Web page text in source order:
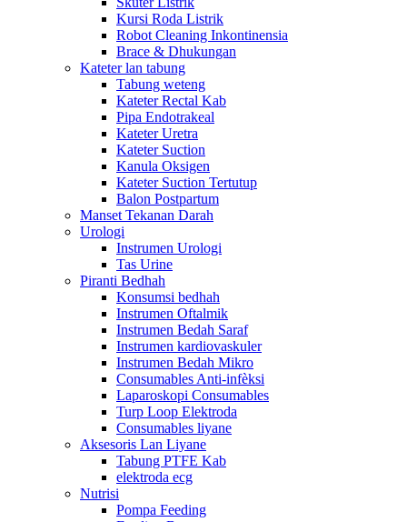
Kursi Roda Listrik
Robot Cleaning Inkontinensia
Brace & Dhukungan
Kateter lan tabung
Tabung weteng
Kateter Rectal Kab
Pipa Endotrakeal
Kateter Uretra
Kateter Suction
Kanula Oksigen
Kateter Suction Tertutup
Balon Postpartum
Manset Tekanan Darah
Urologi
Instrumen Urologi
Tas Urine
Piranti Bedhah
Konsumsi bedhah
Instrumen Oftalmik
Instrumen Bedah Saraf
Instrumen kardiovaskuler
Instrumen Bedah Mikro
Consumables Anti-infèksi
Laparoskopi Consumables
Turp Loop Elektroda
Consumables liyane
Aksesoris Lan Liyane
Tabung PTFE Kab
elektroda ecg
Nutrisi
Pompa Feeding